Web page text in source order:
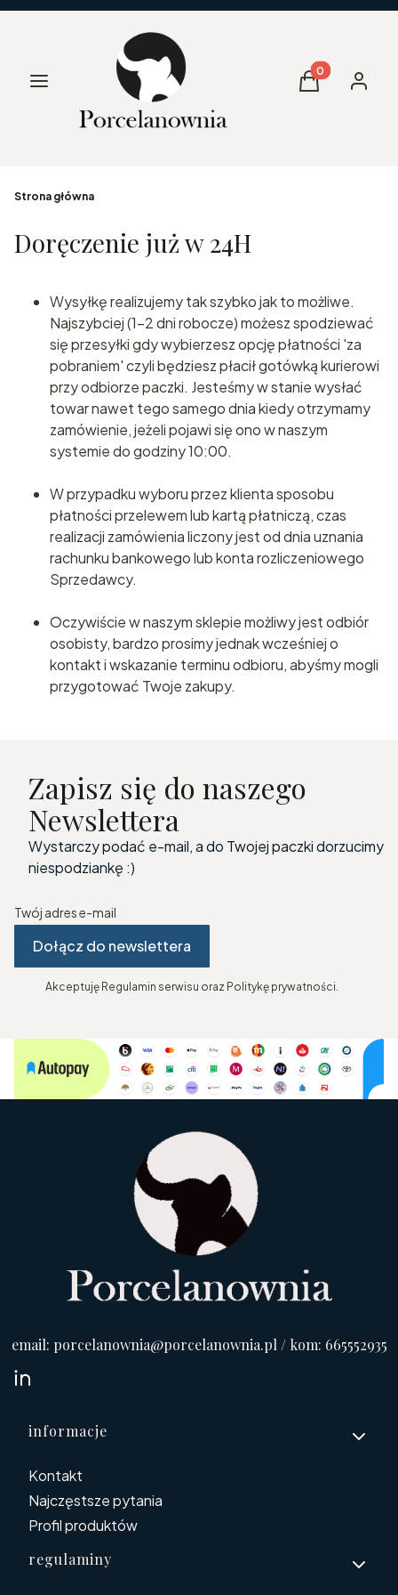
Menu Produkty w
Koszyk
Strona główna
Doręczenie już w 24H
Wysyłkę realizujemy tak szybko jak to możliwe.
Najszybciej (1-2 dni robocze) możesz spodziewać
się przesyłki gdy wybierzesz opcję płatności 'za
pobraniem' czyli będziesz płacił gotówką kurierowi
przy odbiorze paczki. Jesteśmy w stanie wysłać
towar nawet tego samego dnia kiedy otrzymamy
zamówienie, jeżeli pojawi się ono w naszym
systemie do godziny 10:00.
W przypadku wyboru przez klienta sposobu
płatności przelewem lub kartą płatniczą, czas
realizacji zamówienia liczony jest od dnia uznania
rachunku bankowego lub konta rozliczeniowego
Sprzedawcy.
Oczywiście w naszym sklepie możliwy jest odbiór
osobisty, bardzo prosimy jednak wcześniej o
kontakt i wskazanie terminu odbioru, abyśmy mogli
przygotować Twoje zakupy.
Zapisz się do naszego
Newslettera
Wystarczy podać e-mail, a do Twojej paczki dorzucimy
niespodziankę :)
Twój adres e-mail
Dołącz do newslettera
Akceptuję Regulamin serwisu oraz Politykę prywatności.
email: porcelanownia@porcelanownia.pl / kom: 665552935
Linki w stopce
informacje
Kontakt
Najczęstsze pytania
Profil produktów
regulaminy